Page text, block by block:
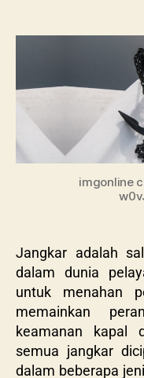
imgonline
Jangkar adalah
dalam dunia
untuk menahan
memainkan
keamanan kapal
semua jangkar
dalam beberapa